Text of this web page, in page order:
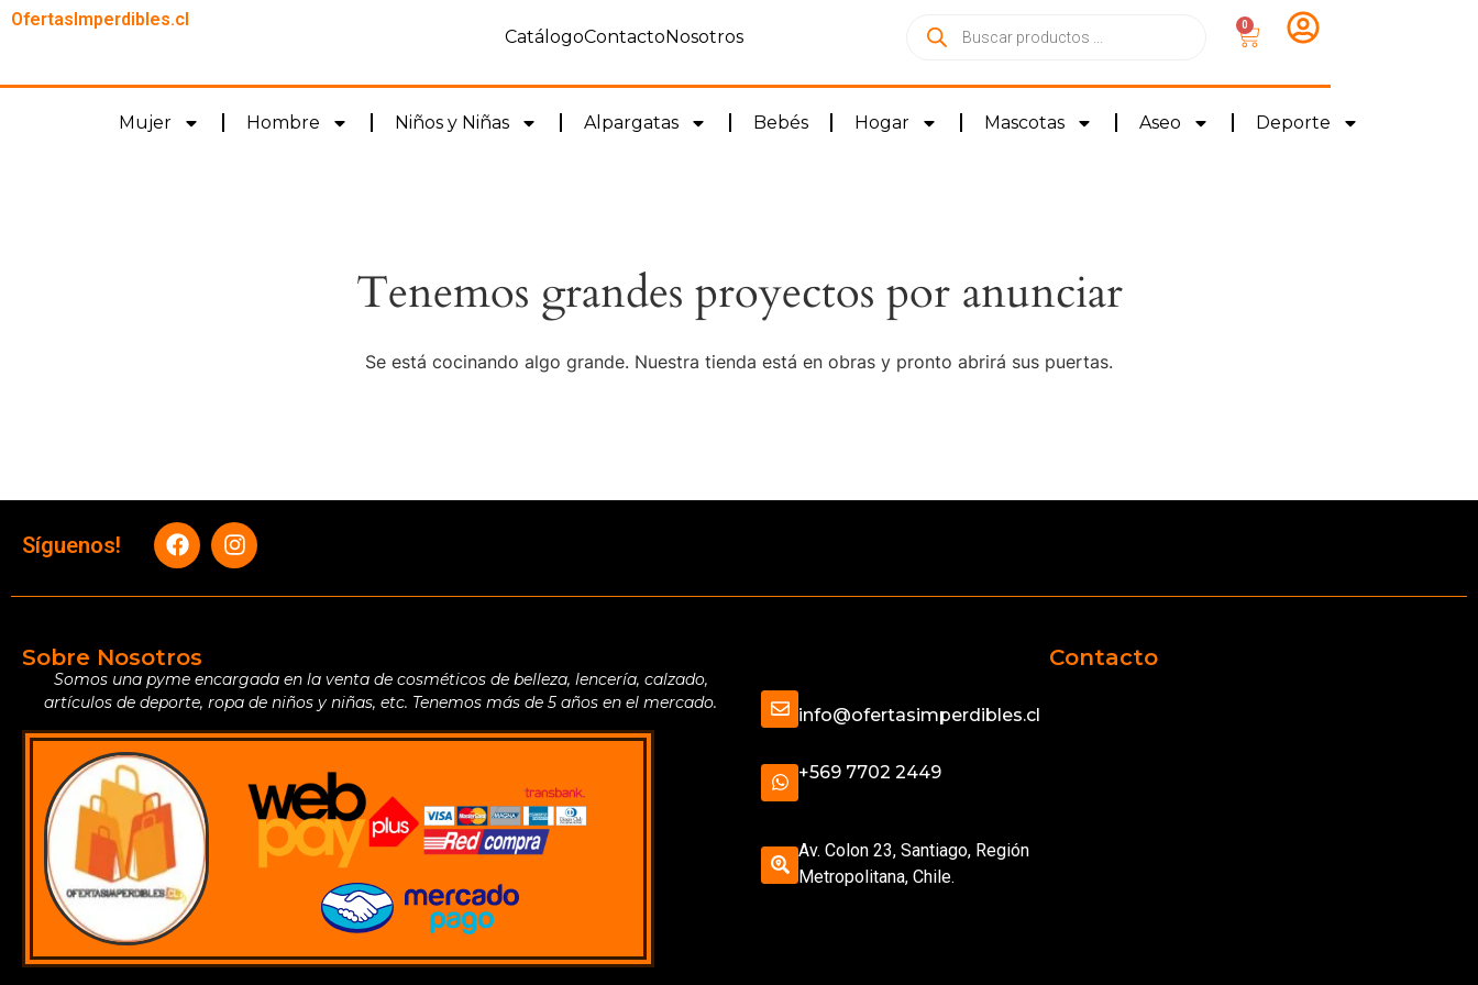
OfertasImperdibles.cl
CatálogoContactoNosotros
0
Mujer Hombre Niños y Niñas Alpargatas Bebés Hogar Mascotas Aseo Deporte
Tenemos grandes proyectos por anunciar
Se está cocinando algo grande. Nuestra tienda está en obras y pronto abrirá sus puertas.
Síguenos!
Sobre Nosotros
Somos una pyme encargada en la venta de cosméticos de belleza, lencería, calzado,
artículos de deporte, ropa de niños y niñas, etc. Tenemos más de 5 años en el mercado.
Contacto
info@ofertasimperdibles.cl
+569 7702 2449
Av. Colon 23, Santiago, Región
Metropolitana, Chile.